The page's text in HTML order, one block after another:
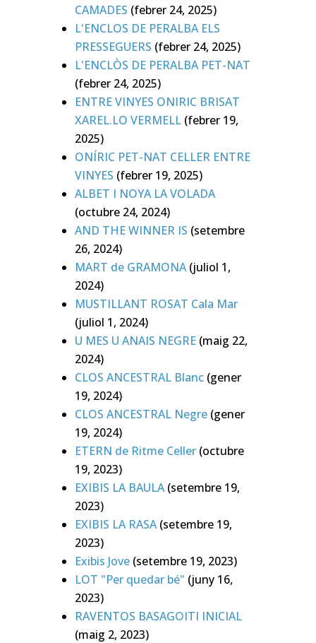
CAMADES (febrer 24, 2025)
L'ENCLOS DE PERALBA ELS
PRESSEGUERS (febrer 24, 2025)
L'ENCLÒS DE PERALBA PET-NAT
(febrer 24, 2025)
ENTRE VINYES ONIRIC BRISAT
XAREL.LO VERMELL (febrer 19,
2025)
ONÍRIC PET-NAT CELLER ENTRE
VINYES (febrer 19, 2025)
ALBET I NOYA LA VOLADA
(octubre 24, 2024)
AND THE WINNER IS (setembre
26, 2024)
MART de GRAMONA (juliol 1,
2024)
MUSTILLANT ROSAT Cala Mar
(juliol 1, 2024)
U MES U ANAIS NEGRE (maig 22,
2024)
CLOS ANCESTRAL Blanc (gener
19, 2024)
CLOS ANCESTRAL Negre (gener
19, 2024)
ETERN de Ritme Celler (octubre
19, 2023)
EXIBIS LA BAULA (setembre 19,
2023)
EXIBIS LA RASA (setembre 19,
2023)
Exibis Jove (setembre 19, 2023)
LOT "Per quedar bé" (juny 16,
2023)
RAVENTOS BASAGOITI INICIAL
(maig 2, 2023)